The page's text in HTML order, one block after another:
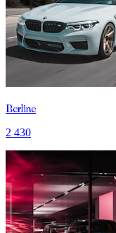
Berline
2 430